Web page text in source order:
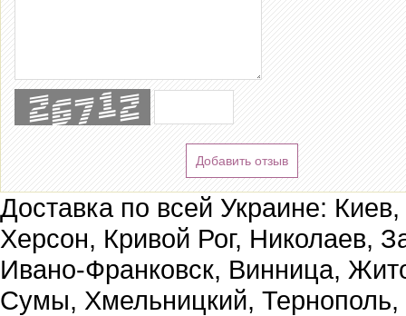
Добавить отзыв
Доставка по всей Украине:
Херсон, Кривой Рог, Николаев,
Ивано-Франковск, Винница,
Сумы, Хмельницкий, Тернополь,